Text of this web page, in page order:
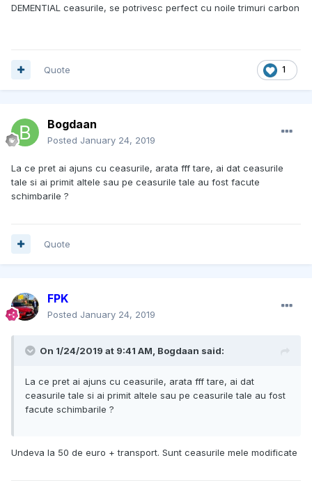
DEMENTIAL ceasurile, se potrivesc perfect cu noile trimuri carbon
1
Quote
Bogdaan
Posted January 24, 2019
La ce pret ai ajuns cu ceasurile, arata fff tare, ai dat ceasurile
tale si ai primit altele sau pe ceasurile tale au fost facute
schimbarile ?
Quote
FPK
Posted January 24, 2019
On 1/24/2019 at 9:41 AM, Bogdaan said:
La ce pret ai ajuns cu ceasurile, arata fff tare, ai dat
ceasurile tale si ai primit altele sau pe ceasurile tale au fost
facute schimbarile ?
Undeva la 50 de euro + transport. Sunt ceasurile mele modificate